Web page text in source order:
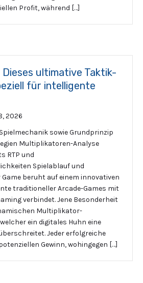
Profit, während […]
Dieses ultimative Taktik-
für intelligente
2026
sowie Grundprinzip
Multiplikatoren-Analyse
RTP und
Spielablauf und
beruht auf einem innovativen
traditioneller Arcade-Games mit
verbindet. Jene Besonderheit
Multiplikator-
ein digitales Huhn eine
Jeder erfolgreiche
Gewinn, wohingegen […]